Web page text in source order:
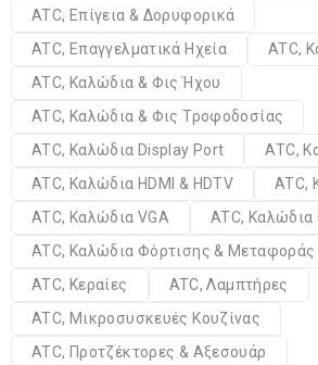
ATC, Επίγεια & Δορυφορικά
ATC, Επαγγελματικά Ηχεία
ATC,
ATC, Καλώδια & Φις Ήχου
ATC, Καλώδια & Φις Τροφοδοσίας
ATC, Καλώδια Display Port
ATC,
ATC, Καλώδια HDMI & HDTV
ATC,
ATC, Καλώδια VGA
ATC, Καλώδια
ATC, Καλώδια Φόρτισης &
ATC, Κεραίες
ATC, Λαμπτήρες
ATC, Μικροσυσκευές Κουζίνας
ATC, Προτζέκτορες & Αξεσουάρ